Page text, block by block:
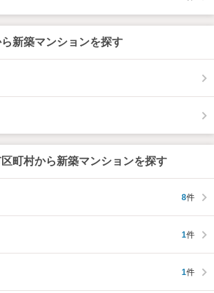
新築マンションを探す
町村から新築マンションを探す
8件
1件
1件